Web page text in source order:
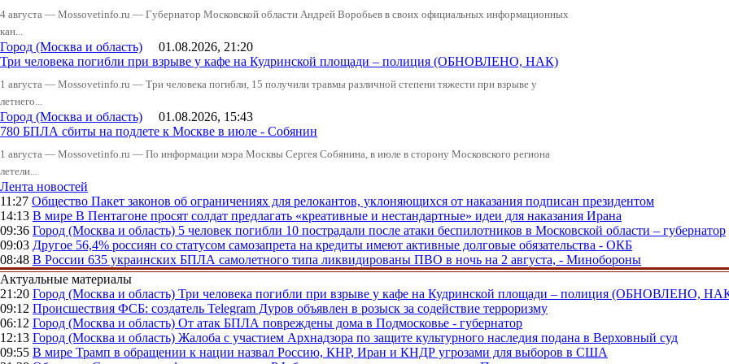
4 августа — Mossovetinfo.ru — Губернатор Московской области Андрей Воробьев в своих официальных информационных
кан...
Город (Москва и область) 01.08.2026, 21:20
Три человека погибли при взрыве у кафе на Кудринской площади – полиция (ОБНОВЛЕНО, НАК)
1 августа — Mossovetinfo.ru — Три человека погибли, 15 получили травмы различной степени тяжести при взрыве у
летнего...
Город (Москва и область) 01.08.2026, 15:43
780 БПЛА сбиты на подлете к Москве в июле - Собянин
1 августа — Mossovetinfo.ru — По информации мэра Москвы Сергея Собянина, в июле в сторону Московского региона
летели...
Лента новостей
11:27 Общество Пакет законов об ограничениях для релокантов, уклоняющихся от наказания подписан президентом
14:13 В мире В Пентагоне просят солдат предлагать «креативные и нестандартные» идеи для наказания Ирана
09:36 Город (Москва и область) 5 человек погибли 10 пострадали после атаки беспилотников в Московской области – губернатор
09:03 Другое 56,4% россиян со статусом самозапрета на кредиты имеют активные долговые обязательства - ОКБ
08:48 В России 635 украинских БПЛА самолетного типа ликвидированы ПВО в ночь на 2 августа, - Минобороны
Актуальные материалы
21:20 Город (Москва и область) Три человека погибли при взрыве у кафе на Кудринской площади – полиция (ОБНОВЛЕНО,
09:12 Происшествия ФСБ: создатель Telegram Дуров объявлен в розыск за содействие терроризму
06:12 Город (Москва и область) От атак БПЛА повреждены дома в Подмосковье - губернатор
12:13 Город (Москва и область) Жалоба с участием Архнадзора по защите культурного наследия подана в Верховный суд
09:55 В мире Трамп в обращении к нации назвал Россию, КНР, Иран и КНДР угрозами для выборов в США